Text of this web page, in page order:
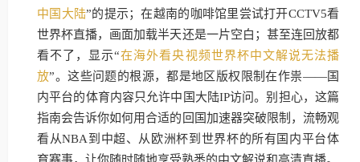
中国大陆”的提示；在越南的咖啡馆里尝试打开CCTV5看
世界杯直播，画面加载半天还是一片空白；甚至连回放都
看不了，显示“在海外看央视频世界杯中文解说无法播
放”。这些问题的根源，都是地区版权限制在作祟——国
内平台的体育内容只允许中国大陆IP访问。别担心，这篇
指南会告诉你如何用合适的回国加速器突破限制，流畅观
看从NBA到中超、从欧洲杯到世界杯的所有国内平台体